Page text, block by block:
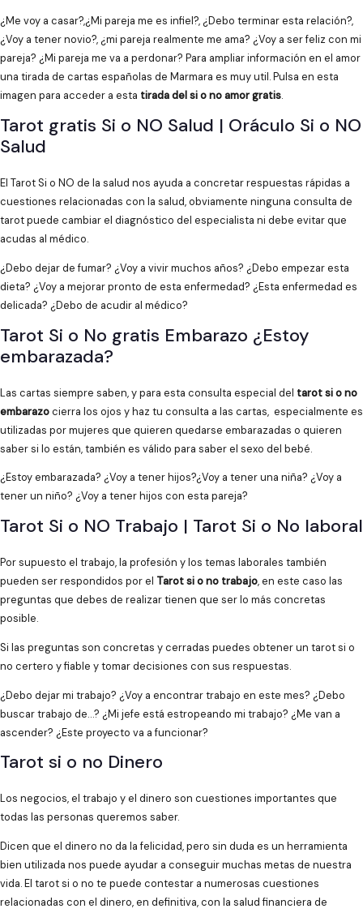
¿Me voy a casar?,¿Mi pareja me es infiel?, ¿Debo terminar esta relación?,
¿Voy a tener novio?, ¿mi pareja realmente me ama? ¿Voy a ser feliz con mi
pareja? ¿Mi pareja me va a perdonar? Para ampliar información en el amor
una tirada de cartas españolas de Marmara es muy util. Pulsa en esta
imagen para acceder a esta tirada del si o no amor gratis.
Tarot gratis Si o NO Salud | Oráculo Si o NO
Salud
El Tarot Si o NO de la salud nos ayuda a concretar respuestas rápidas a
cuestiones relacionadas con la salud, obviamente ninguna consulta de
tarot puede cambiar el diagnóstico del especialista ni debe evitar que
acudas al médico.
¿Debo dejar de fumar? ¿Voy a vivir muchos años? ¿Debo empezar esta
dieta? ¿Voy a mejorar pronto de esta enfermedad? ¿Esta enfermedad es
delicada? ¿Debo de acudir al médico?
Tarot Si o No gratis Embarazo ¿Estoy
embarazada?
Las cartas siempre saben, y para esta consulta especial del tarot si o no
embarazocierra los ojos y haz tu consulta a las cartas, especialmente es
utilizadas por mujeres que quieren quedarse embarazadas o quieren
saber si lo están, también es válido para saber el sexo del bebé.
¿Estoy embarazada? ¿Voy a tener hijos?¿Voy a tener una niña? ¿Voy a
tener un niño? ¿Voy a tener hijos con esta pareja?
Tarot Si o NO Trabajo | Tarot Si o No laboral
Por supuesto el trabajo, la profesión y los temas laborales también
pueden ser respondidos por el Tarot si o no trabajo, en este caso las
preguntas que debes de realizar tienen que ser lo más concretas
posible.
Si las preguntas son concretas y cerradas puedes obtener un tarot si o
no certero y fiable y tomar decisiones con sus respuestas.
¿Debo dejar mi trabajo? ¿Voy a encontrar trabajo en este mes? ¿Debo
buscar trabajo de…? ¿Mi jefe está estropeando mi trabajo? ¿Me van a
ascender? ¿Este proyecto va a funcionar?
Tarot si o no Dinero
Los negocios, el trabajo y el dinero son cuestiones importantes que
todas las personas queremos saber.
Dicen que el dinero no da la felicidad, pero sin duda es un herramienta
bien utilizada nos puede ayudar a conseguir muchas metas de nuestra
vida. El tarot si o no te puede contestar a numerosas cuestiones
relacionadas con el dinero, en definitiva, con la salud financiera de